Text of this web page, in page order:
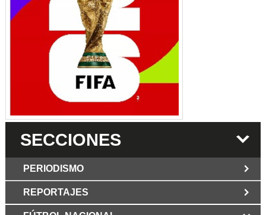
SECCIONES
PERIODISMO
Los Periodist@s
REPORTAJES